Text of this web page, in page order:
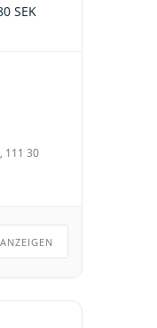
SEK
111 30